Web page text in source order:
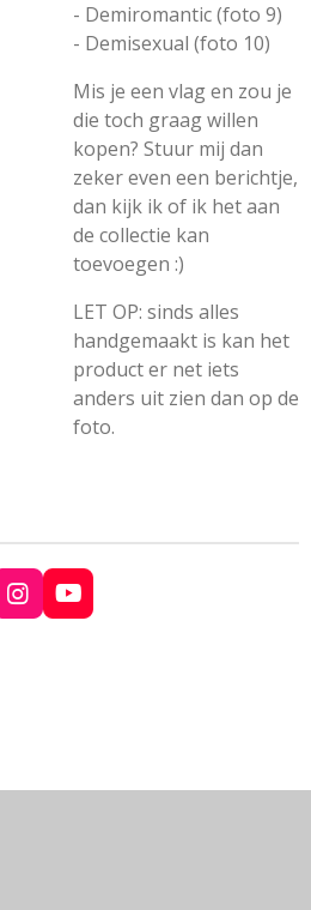
- Demiromantic (foto 9)
- Demisexual (foto 10)
Mis je een vlag en zou je
die toch graag willen
kopen? Stuur mij dan
zeker even een berichtje,
dan kijk ik of ik het aan
de collectie kan
toevoegen :)
LET OP: sinds alles
handgemaakt is kan het
product er net iets
anders uit zien dan op de
foto.
I
n
m
Y
o